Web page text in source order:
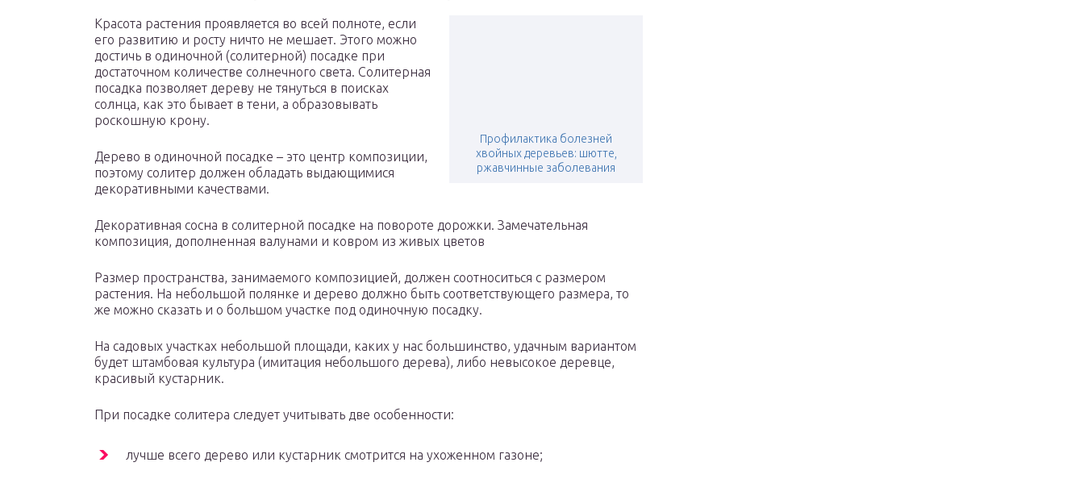
Профилактика болезней
хвойных деревьев: шютте,
ржавчинные заболевания
Красота растения проявляется во всей полноте, если
его развитию и росту ничто не мешает. Этого можно
достичь в одиночной (солитерной) посадке при
достаточном количестве солнечного света. Солитерная
посадка позволяет дереву не тянуться в поисках
солнца, как это бывает в тени, а образовывать
роскошную крону.
Дерево в одиночной посадке – это центр композиции,
поэтому солитер должен обладать выдающимися
декоративными качествами.
Декоративная сосна в солитерной посадке на повороте дорожки. Замечательная
композиция, дополненная валунами и ковром из живых цветов
Размер пространства, занимаемого композицией, должен соотноситься с размером
растения. На небольшой полянке и дерево должно быть соответствующего размера, то
же можно сказать и о большом участке под одиночную посадку.
На садовых участках небольшой площади, каких у нас большинство, удачным вариантом
будет штамбовая культура (имитация небольшого дерева), либо невысокое деревце,
красивый кустарник.
При посадке солитера следует учитывать две особенности:
лучше всего дерево или кустарник смотрится на ухоженном газоне;